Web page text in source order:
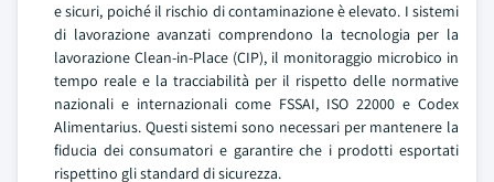
e sicuri, poiché il rischio di contaminazione è elevato. I sistemi
di lavorazione avanzati comprendono la tecnologia per la
lavorazione Clean-in-Place (CIP), il monitoraggio microbico in
tempo reale e la tracciabilità per il rispetto delle normative
nazionali e internazionali come FSSAI, ISO 22000 e Codex
Alimentarius. Questi sistemi sono necessari per mantenere la
fiducia dei consumatori e garantire che i prodotti esportati
rispettino gli standard di sicurezza.